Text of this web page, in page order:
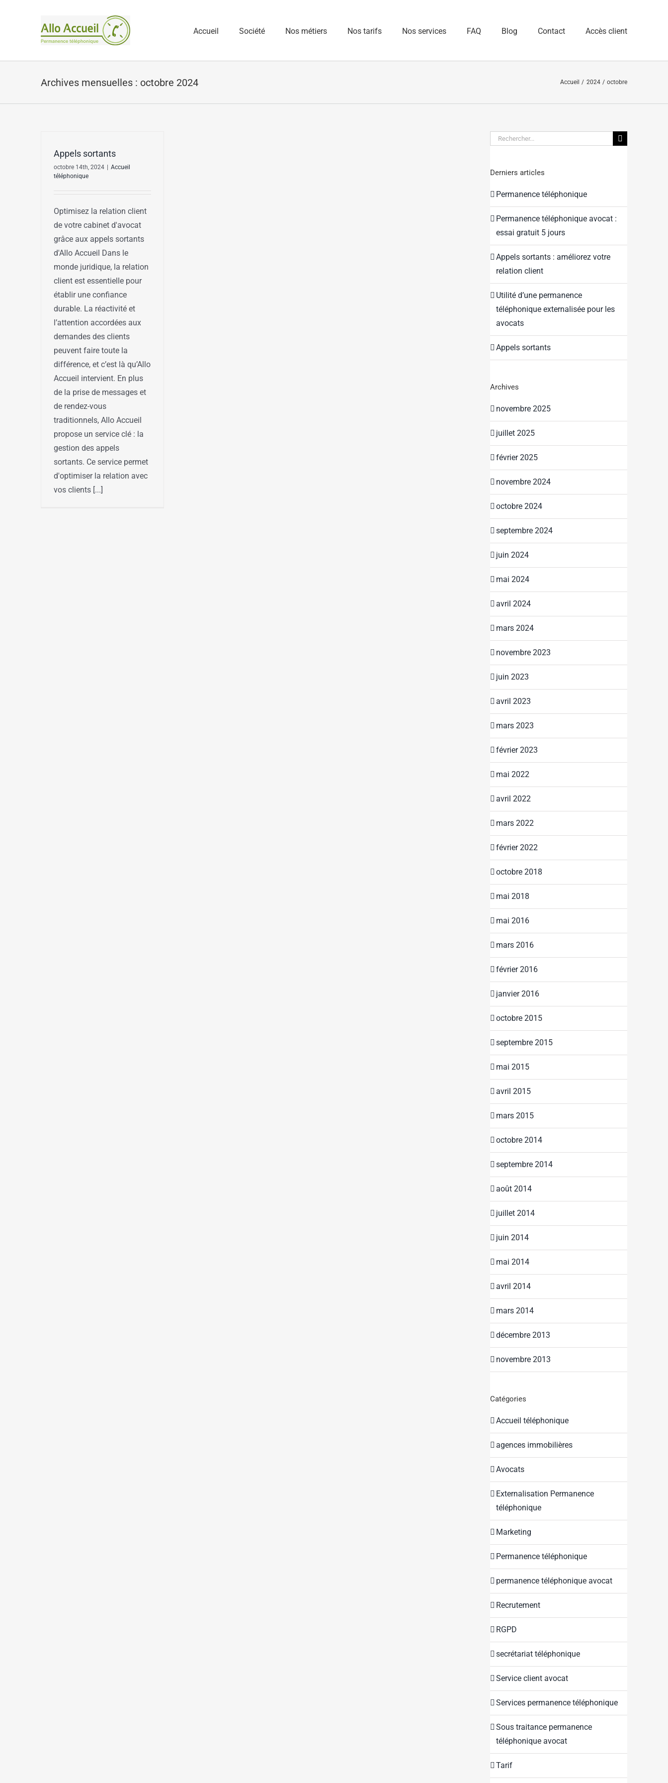
Accueil Société Nos métiers Nos tarifs Nos services FAQ Blog Contact Accès client
Archives mensuelles : octobre 2024 Accueil 2024 octobre
Appels sortants
octobre 14th, 2024
Accueil
téléphonique
Optimisez la relation client
de votre cabinet d'avocat
grâce aux appels sortants
d'Allo Accueil Dans le
monde juridique, la relation
client est essentielle pour
établir une confiance
durable. La réactivité et
l’attention accordées aux
demandes des clients
peuvent faire toute la
différence, et c’est là qu’Allo
Accueil intervient. En plus
de la prise de messages et
de rendez-vous
traditionnels, Allo Accueil
propose un service clé : la
gestion des appels
sortants. Ce service permet
d'optimiser la relation avec
vos clients [...]
Rechercher:
Derniers articles
Permanence téléphonique
Permanence téléphonique avocat :
essai gratuit 5 jours
Appels sortants : améliorez votre
relation client
Utilité d’une permanence
téléphonique externalisée pour les
avocats
Appels sortants
Archives
novembre 2025
juillet 2025
février 2025
novembre 2024
octobre 2024
septembre 2024
juin 2024
mai 2024
avril 2024
mars 2024
novembre 2023
juin 2023
avril 2023
mars 2023
février 2023
mai 2022
avril 2022
mars 2022
février 2022
octobre 2018
mai 2018
mai 2016
mars 2016
février 2016
janvier 2016
octobre 2015
septembre 2015
mai 2015
avril 2015
mars 2015
octobre 2014
septembre 2014
août 2014
juillet 2014
juin 2014
mai 2014
avril 2014
mars 2014
décembre 2013
novembre 2013
Catégories
Accueil téléphonique
agences immobilières
Avocats
Externalisation Permanence
téléphonique
Marketing
Permanence téléphonique
permanence téléphonique avocat
Recrutement
RGPD
secrétariat téléphonique
Service client avocat
Services permanence téléphonique
Sous traitance permanence
téléphonique avocat
Tarif